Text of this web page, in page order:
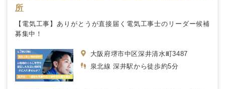
所
【電気工事】ありがとうが直接届く電気工事士のリーダー候補
募集中！
大阪府堺市中区深井清水町3487
泉北線 深井駅から徒歩約5分